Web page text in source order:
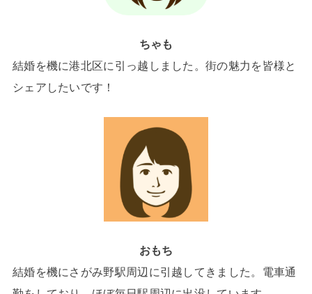
ちゃも
結婚を機に港北区に引っ越しました。街の魅力を皆様と
シェアしたいです！
おもち
結婚を機にさがみ野駅周辺に引越してきました。電車通